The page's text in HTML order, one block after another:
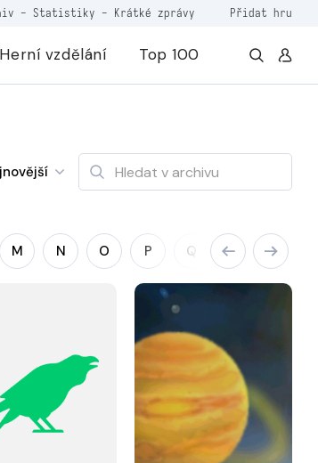
- Statistiky - Krátké zprávy Přidat hru
Herní vzdělání Top 100
M N O P Q R S